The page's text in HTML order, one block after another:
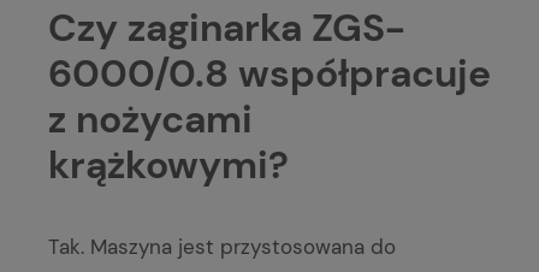
Czy zaginarka ZGS-
6000/0.8 współpracuje
z nożycami
krążkowymi?
Tak. Maszyna jest przystosowana do